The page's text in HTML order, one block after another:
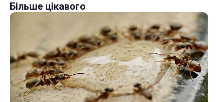
Більше цікавого